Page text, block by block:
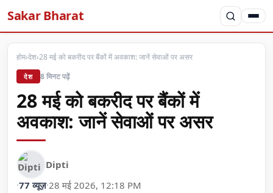
Sakar Bharat
होम›देश›28 मई को बकरीद पर बैंकों में अवकाश: जानें सेवाओं पर असर
देश 8 मिनट पढ़ें
28 मई को बकरीद पर बैंकों में
अवकाश: जानें सेवाओं पर असर
Dipti
·77 व्यूज़·28 मई 2026, 12:18 PM